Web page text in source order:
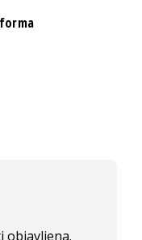
objavljena.